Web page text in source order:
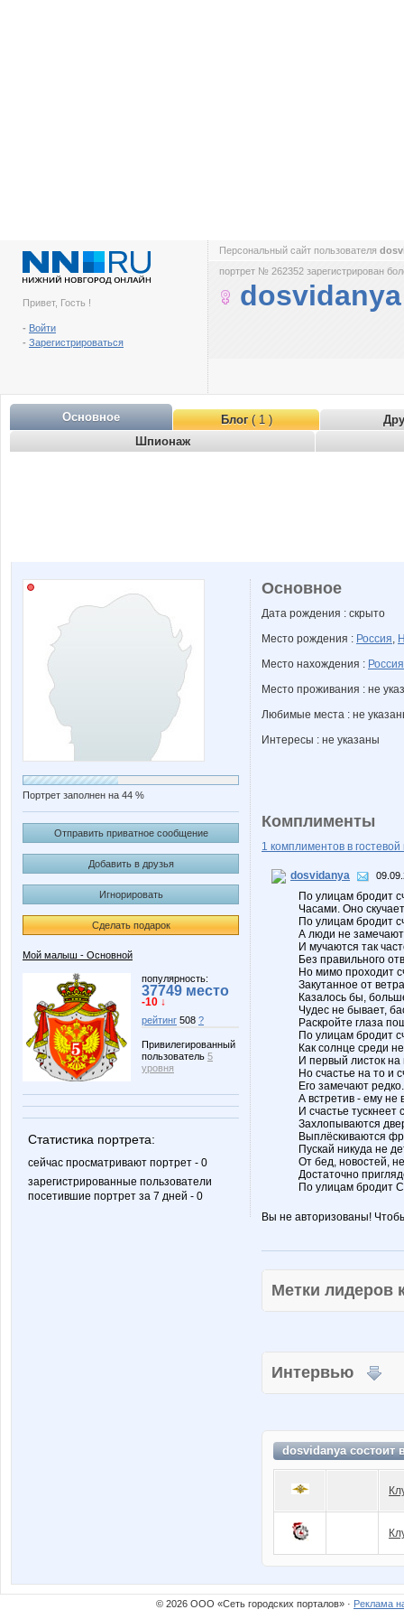
Привет, Гость !
- Войти
- Зарегистрироваться
Персональный сайт пользователя
портрет № 262352 зарегистрирован
dosvidanya
Основное Блог( 1 )
Шпионаж
Портрет заполнен на 44 %
Отправить приватное сообщение
Добавить в друзья
Игнорировать
Сделать подарок
Мой малыш - Основной
популярность:
37749 место
-10 ↓
рейтинг 508 ?
Привилегированный
пользователь 5
уровня
Статистика портрета:
сейчас просматривают портрет - 0
зарегистрированные пользователи
посетившие портрет за 7 дней - 0
Основное
Дата рождения : скрыто
Место рождения : Россия,
Место нахождения : Россия
Место проживания : не
Любимые места : не
Интересы : не указаны
Комплименты
1 комплиментов в гостевой
dosvidanya
По улицам бродит
Часами. Оно
По улицам бродит
А люди не
И мучаются так
Без правильного
Но мимо проходит
Закутанное от
Казалось бы,
Чудес не бывает,
Раскройте глаза
По улицам бродит
Как солнце среди
И первый листок на
Но счастье на то и
Его замечают редко.
А встретив - ему не
И счастье тускнеет
Захлопываются
Выплёскиваются
Пускай никуда не
От бед, новостей,
Достаточно
По улицам бродит
Вы не авторизованы!
Метки
Интервью
dosvidanya состоит
© 2026 ООО «Сеть городских порталов» · Реклама